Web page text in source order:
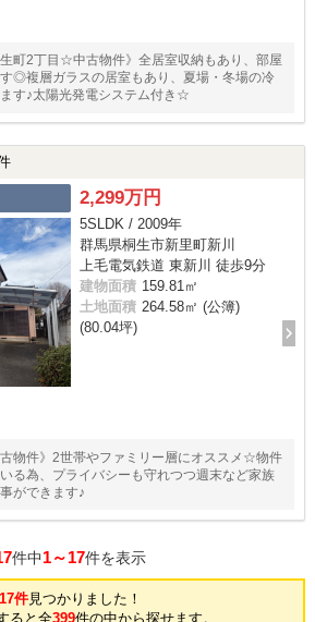
町2丁目☆中古物件》全居室収納もあり、部屋
◎複層ガラスの居室もあり、夏場・冬場の冷
す♪太陽光発電システム付き☆
2,299万円
5SLDK / 2009年
群馬県桐生市新里町新川
上毛電気鉄道 東新川 徒歩9分
建物面積 159.81㎡
土地面積 264.58㎡ (公簿)
(80.04坪)
古物件》2世帯やファミリー層にオススメ☆物件
る為、プライバシーも守れつつ週末など家族
ができます♪
件中1～17件を表示
17件見つかりました！
ると全399件の中から探せます。